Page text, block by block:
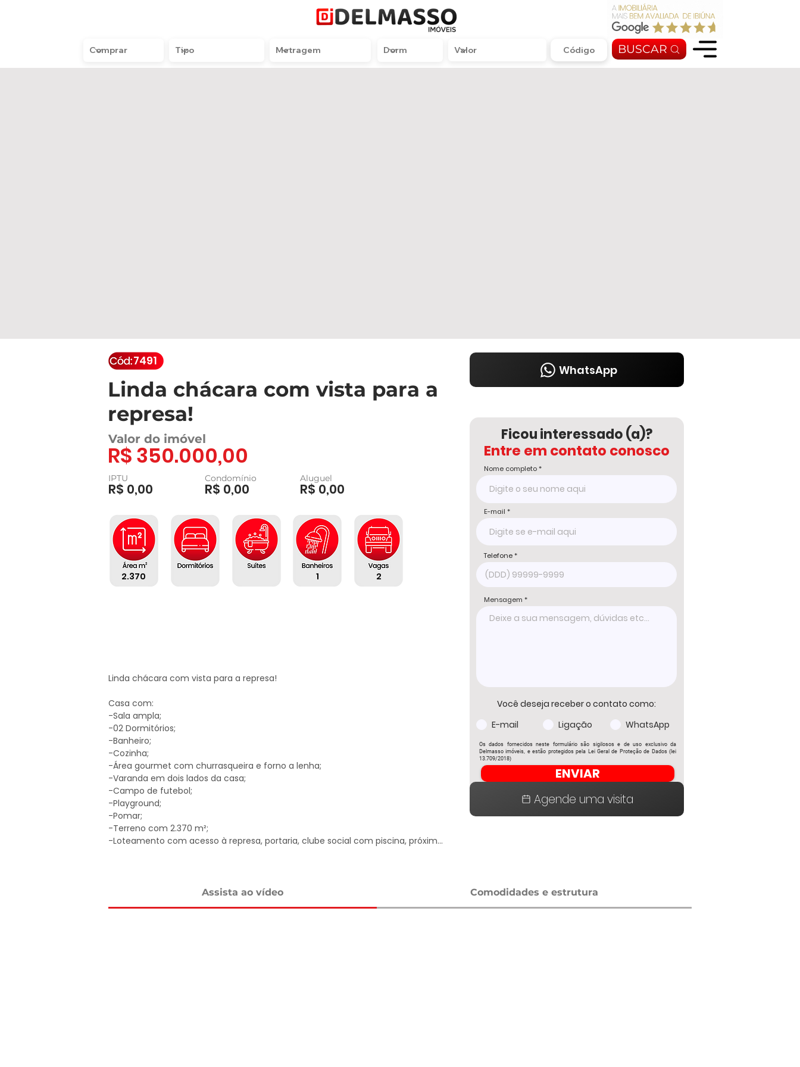
BUSCAR
7491
Linda chácara com vista para a
represa!
R$ 350.000,00
Valor do imóvel
R$ 0,00
IPTU
R$ 0,00
Condomínio
R$ 0,00
Aluguel
2.370 2
1
Linda chácara com vista para a represa!
Casa com:
-Sala ampla;
-02 Dormitórios;
-Banheiro;
-Cozinha;
-Área gourmet com churrasqueira e forno a lenha;
-Varanda em dois lados da casa;
-Campo de futebol;
-Playground;
-Pomar;
-Terreno com 2.370 m²;
-Loteamento com acesso à represa, portaria, clube social com piscina, próximo
Ficou interessado (a)?
Entre em contato conosco
Nome completo
E-mail
Telefone
Mensagem
Você deseja receber o contato como:
E-mail
Ligação WhatsApp
Os dados fornecidos neste formulário são sigilosos e de uso exclusivo da
Delmasso imóveis, e estão protegidos pela Lei Geral de Proteção de Dados (lei
13.709/2018)
ENVIAR
WhatsApp
Agende uma visita
Assista ao vídeo Comodidades e estrutura